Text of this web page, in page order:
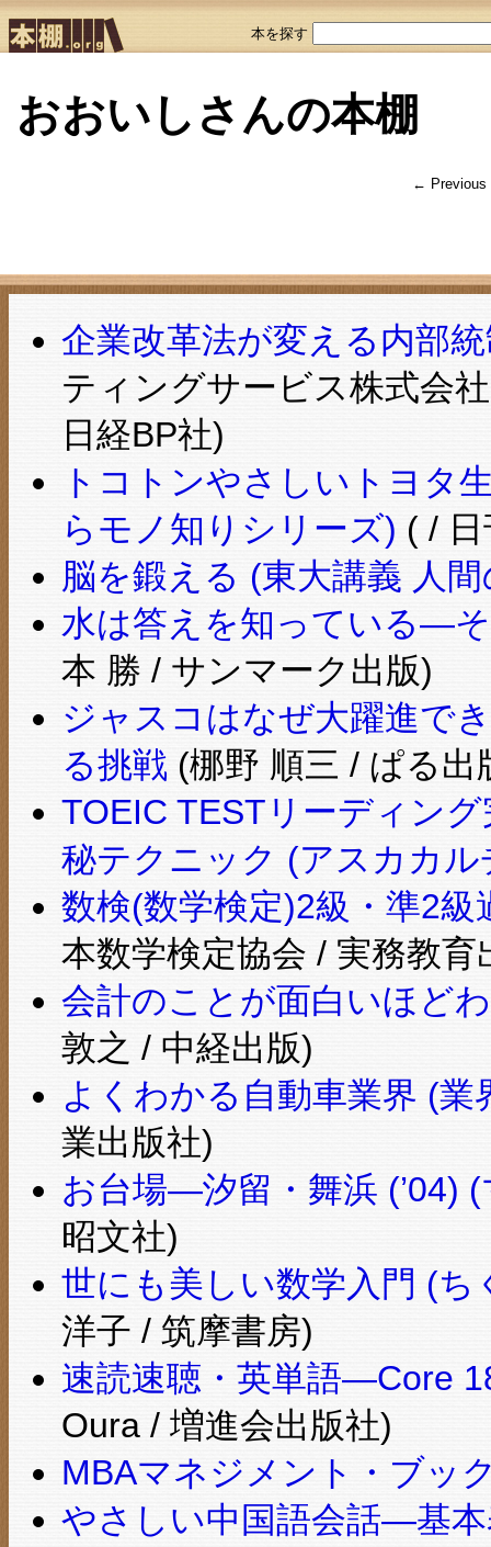
本を探す
おおいしさんの本棚
← Previous
企業改革法が変える内部
ティングサービス株式会
日経BP社)
トコトンやさしいトヨタ
らモノ知りシリーズ) ( /
脳を鍛える (東大講義 人
水は答えを知っている―
本 勝 / サンマーク出版)
ジャスコはなぜ大躍進で
る挑戦 (梛野 順三 / ぱる出
TOEIC TESTリーディン
秘テクニック (アスカカル
数検(数学検定)2級・準2
本数学検定協会 / 実務教育
会計のことが面白いほど
敦之 / 中経出版)
よくわかる自動車業界 (業
業出版社)
お台場―汐留・舞浜 (’04)
昭文社)
世にも美しい数学入門 (ち
洋子 / 筑摩書房)
速読速聴・英単語―Core
Oura / 増進会出版社)
MBAマネジメント・ブッ
やさしい中国語会話―基